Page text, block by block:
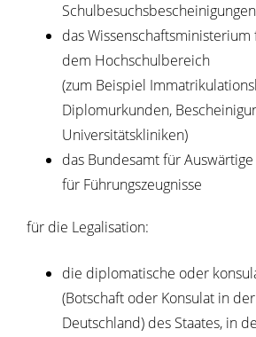
das
dem Hochschulbereich
(zum Beispiel
Diplomurkunden,
Universitätskliniken)
das Bundesamt für
für Führungszeugnisse
für die Legalisation:
die diplomatische oder
(Botschaft oder Konsulat in
Deutschland) des Staates, in